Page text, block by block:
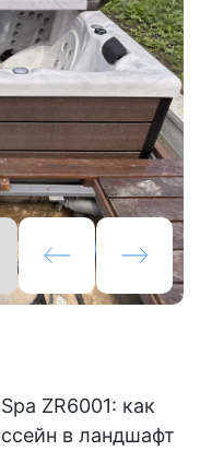
ZR6001: как
в ландшафт